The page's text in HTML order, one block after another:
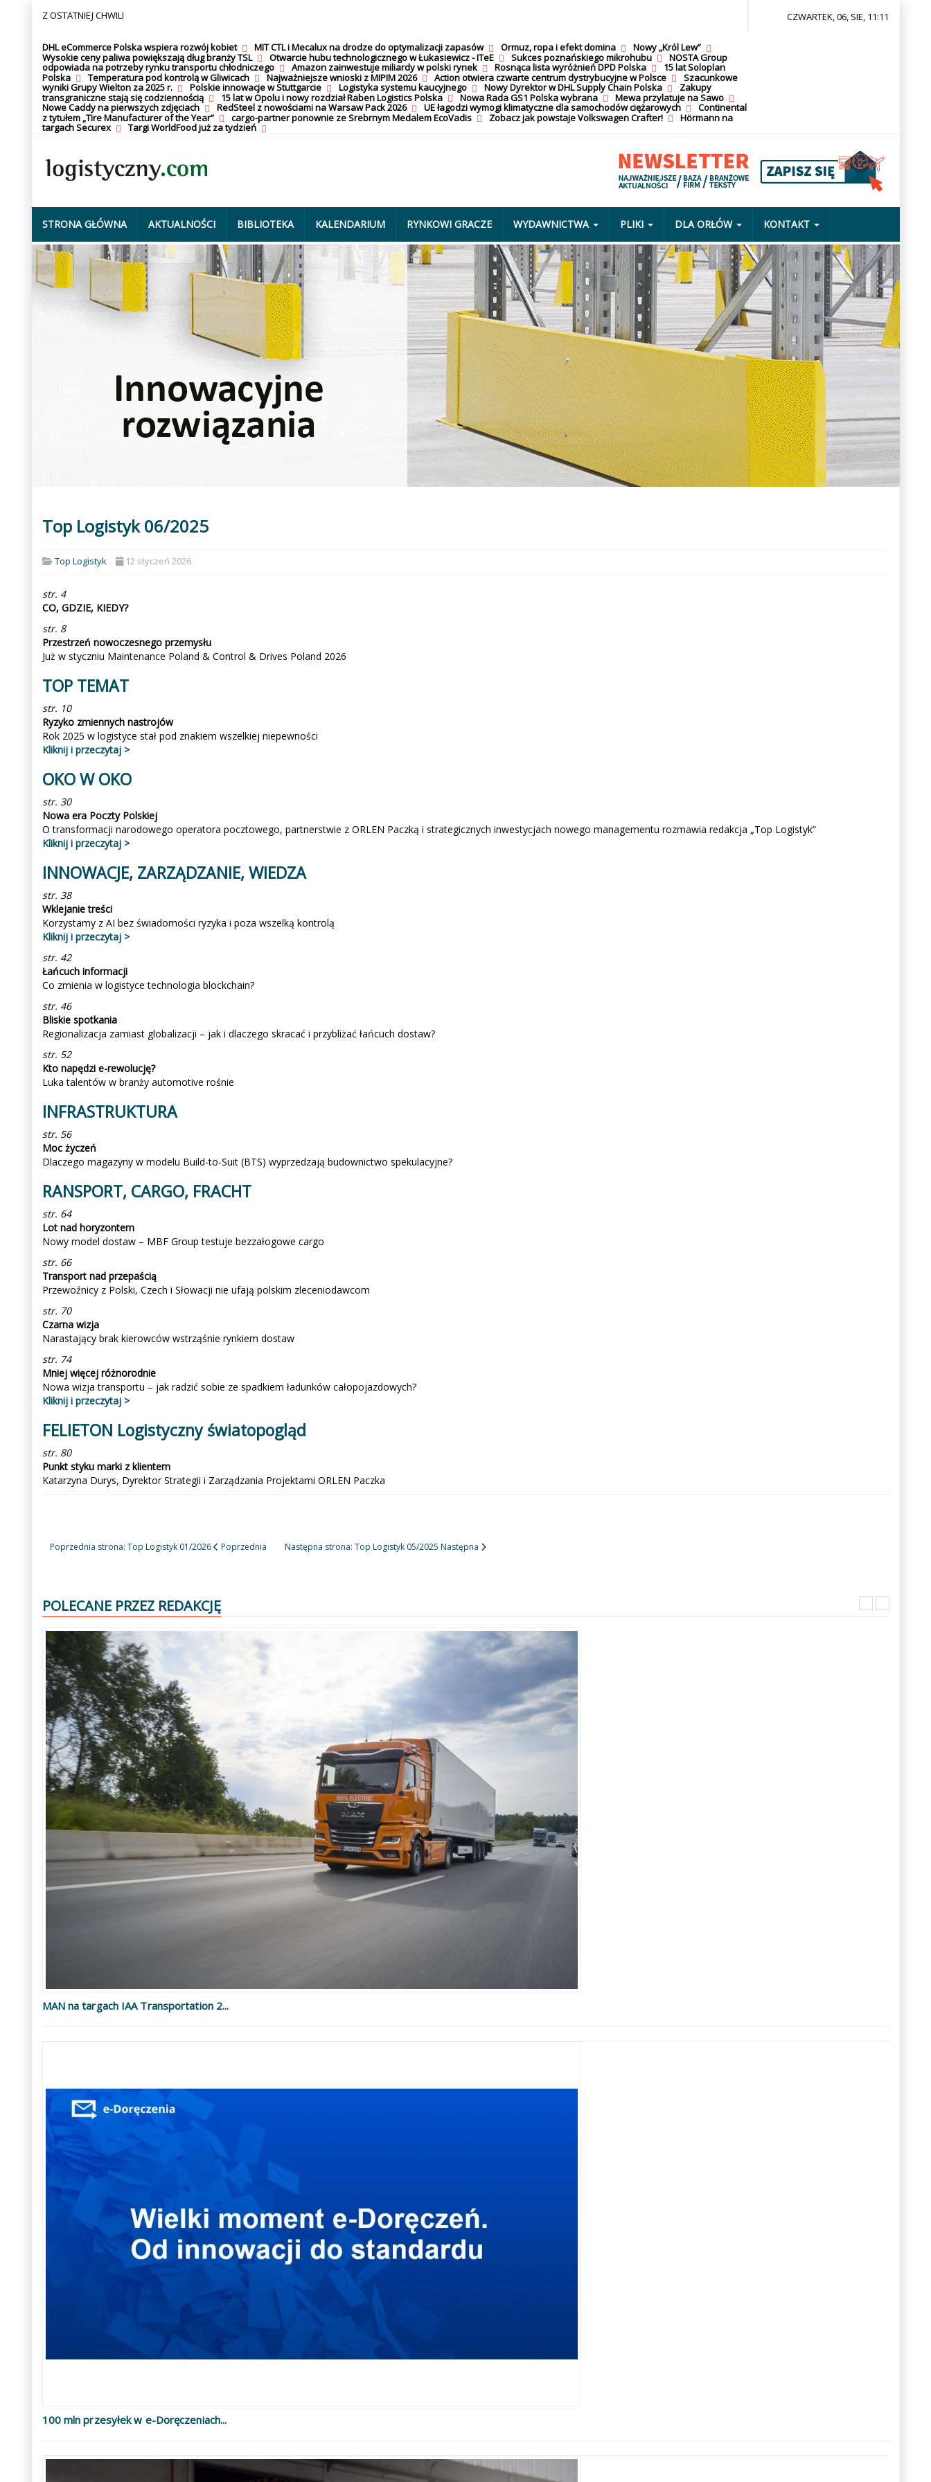
Z OSTATNIEJ CHWILI
DHL eCommerce Polska wspiera rozwój kobiet MIT CTL i Mecalux na drodze do optymalizacji zapasów Ormuz, ropa i efekt domina
Nowy „Król Lew”
Wysokie ceny paliwa powiększają dług branży TSL
Otwarcie hubu technologicznego w Łukasiewicz - ITeE Sukces poznańskiego mikrohubu
NOSTA Group
odpowiada na potrzeby rynku transportu chłodniczego
Amazon zainwestuje miliardy w polski rynek Rosnąca lista wyróżnień DPD Polska
15 lat Soloplan
Polska
Temperatura pod kontrolą w Gliwicach Najważniejsze wnioski z MIPIM 2026 Action otwiera czwarte centrum dystrybucyjne w Polsce
Szacunkowe
wyniki Grupy Wielton za 2025 r.
Polskie innowacje w Stuttgarcie Logistyka systemu kaucyjnego Nowy Dyrektor w DHL Supply Chain Polska
Zakupy
transgraniczne stają się codziennością
15 lat w Opolu i nowy rozdział Raben Logistics Polska Nowa Rada GS1 Polska wybrana
Mewa przylatuje na Sawo
Nowe Caddy na pierwszych zdjęciach
RedSteel z nowościami na Warsaw Pack 2026 UE łagodzi wymogi klimatyczne dla samochodów ciężarowych
Continental
z tytułem „Tire Manufacturer of the Year”
cargo-partner ponownie ze Srebrnym Medalem EcoVadis Zobacz jak powstaje Volkswagen Crafter!
Hörmann na
targach Securex
Targi WorldFood już za tydzień
CZWARTEK, 06, SIE, 11:11
STRONA GŁÓWNA AKTUALNOŚCI BIBLIOTEKA KALENDARIUM RYNKOWI GRACZE WYDAWNICTWA PLIKI DLA ORŁÓW KONTAKT
Top Logistyk 06/2025
Top Logistyk 12 styczeń 2026
str. 4
CO, GDZIE, KIEDY?
str. 8
Przestrzeń nowoczesnego przemysłu
Już w styczniu Maintenance Poland & Control & Drives Poland 2026
TOP TEMAT
str. 10
Ryzyko zmiennych nastrojów
Rok 2025 w logistyce stał pod znakiem wszelkiej niepewności
Kliknij i przeczytaj >
OKO W OKO
str. 30
Nowa era Poczty Polskiej
O transformacji narodowego operatora pocztowego, partnerstwie z ORLEN Paczką i strategicznych inwestycjach nowego managementu rozmawia redakcja „Top Logistyk”
Kliknij i przeczytaj >
INNOWACJE, ZARZĄDZANIE, WIEDZA
str. 38
Wklejanie treści
Korzystamy z AI bez świadomości ryzyka i poza wszelką kontrolą
Kliknij i przeczytaj >
str. 42
Łańcuch informacji
Co zmienia w logistyce technologia blockchain?
str. 46
Bliskie spotkania
Regionalizacja zamiast globalizacji – jak i dlaczego skracać i przybliżać łańcuch dostaw?
str. 52
Kto napędzi e-rewolucję?
Luka talentów w branży automotive rośnie
INFRASTRUKTURA
str. 56
Moc życzeń
Dlaczego magazyny w modelu Build-to-Suit (BTS) wyprzedzają budownictwo spekulacyjne?
RANSPORT, CARGO, FRACHT
str. 64
Lot nad horyzontem
Nowy model dostaw – MBF Group testuje bezzałogowe cargo
str. 66
Transport nad przepaścią
Przewoźnicy z Polski, Czech i Słowacji nie ufają polskim zleceniodawcom
str. 70
Czarna wizja
Narastający brak kierowców wstrząśnie rynkiem dostaw
str. 74
Mniej więcej różnorodnie
Nowa wizja transportu – jak radzić sobie ze spadkiem ładunków całopojazdowych?
Kliknij i przeczytaj >
FELIETON Logistyczny światopogląd
str. 80
Punkt styku marki z klientem
Katarzyna Durys, Dyrektor Strategii i Zarządzania Projektami ORLEN Paczka
Poprzednia strona: Top Logistyk 01/2026 Poprzednia Następna strona: Top Logistyk 05/2025 Następna
POLECANE PRZEZ REDAKCJĘ
Poprzedni
Następny
MAN na targach IAA Transportation 2...
100 mln przesyłek w e-Doręczeniach...